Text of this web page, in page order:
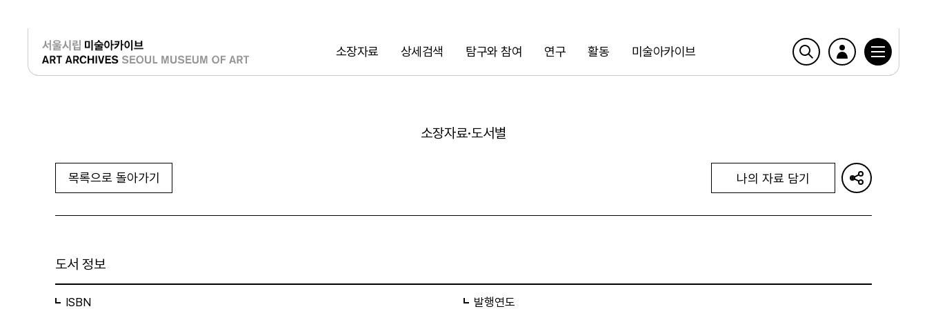
소장자료 상세검색 탐구와 참여 연구 활동 미술아카이브
검색
로그인
소장자료·도서별
목록으로 돌아가기 나의 자료 담기
도서 정보
ISBN 발행연도